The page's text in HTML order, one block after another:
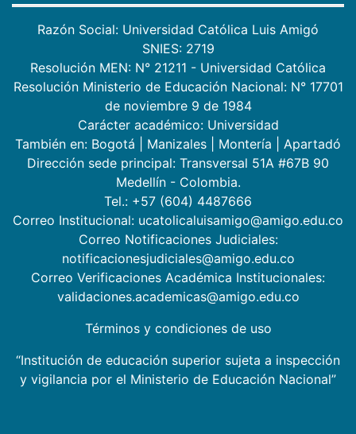
Razón Social: Universidad Católica Luis Amigó
SNIES: 2719
Resolución MEN: N° 21211 - Universidad Católica
Resolución Ministerio de Educación Nacional: N° 17701
de noviembre 9 de 1984
Carácter académico: Universidad
También en: Bogotá Manizales Montería
Apartadó
Dirección sede principal: Transversal 51A #67B 90
Medellín - Colombia.
Tel.: +57 (604) 4487666
Correo Institucional: ucatolicaluisamigo@amigo.edu.co
Correo Notificaciones Judiciales:
notificacionesjudiciales@amigo.edu.co
Correo Verificaciones Académica Institucionales:
validaciones.academicas@amigo.edu.co
Términos y condiciones de uso
“Institución de educación superior sujeta a inspección
y vigilancia por el Ministerio de Educación Nacional”